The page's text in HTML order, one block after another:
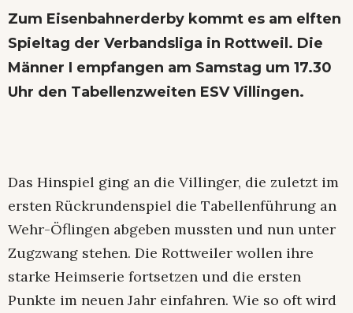
Zum Eisenbahnerderby kommt es am elften
Spieltag der Verbandsliga in Rottweil. Die
Männer I empfangen am Samstag um 17.30
Uhr den Tabellenzweiten ESV Villingen.
Das Hinspiel ging an die Villinger, die zuletzt im
ersten Rückrundenspiel die Tabellenführung an
Wehr-Öflingen abgeben mussten und nun unter
Zugzwang stehen. Die Rottweiler wollen ihre
starke Heimserie fortsetzen und die ersten
Punkte im neuen Jahr einfahren. Wie so oft wird